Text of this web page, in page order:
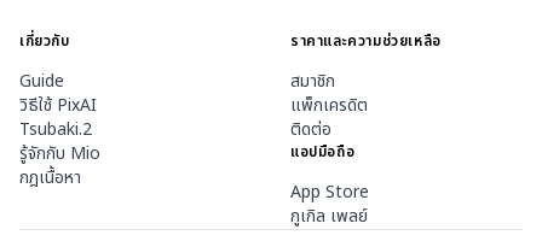
เกี่ยวกับ
Guide
วิธีใช้ PixAI
Tsubaki.2
รู้จักกับ Mio
กฎเนื้อหา
ราคาและความช่วยเหลือ
สมาชิก
แพ็กเครดิต
ติดต่อ
แอปมือถือ
App Store
กูเกิล เพลย์